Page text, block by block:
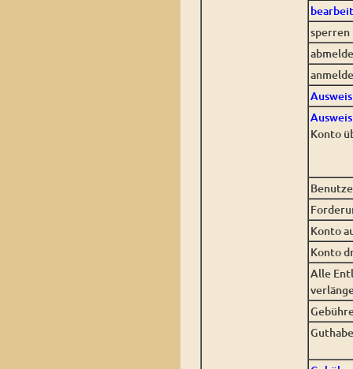
sperren
Konto
Konto
Konto
Alle